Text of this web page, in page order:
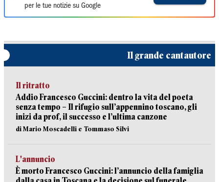
per le tue notizie su Google
Il grande cantautore
Il ritratto
Addio Francesco Guccini: dentro la vita del poeta
senza tempo – Il rifugio sull’appennino toscano, gli
inizi da prof, il successo e l’ultima canzone
di Mario Moscadelli e Tommaso Silvi
L'annuncio
È morto Francesco Guccini: l’annuncio della famiglia